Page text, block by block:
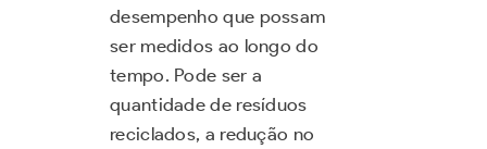
desempenho que possam
ser medidos ao longo do
tempo. Pode ser a
quantidade de resíduos
reciclados, a redução no